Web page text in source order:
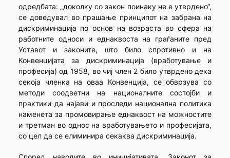
одредбата: „доколку со закон поинаку не е утврдено“,
се доведувал во прашање принципот на забрана на
дискриминација по основ на возраста во сфера на
работните односи и еднаквоста на граѓаните пред
Уставот и законите, што било спротивно и на
Конвенцијата за дискриминација (вработување и
професија) од 1958, во чиј член 2 било утврдено дека
секоја членка на оваа Конвенција, се обврзува со
методи соодветни на националните состојби и
практики да најави и проследи национална политика
наменета за промовирање еднаквост на можностите
и третман во однос на вработувањето и професијата,
со цел да се елиминира секаква дискриминација.